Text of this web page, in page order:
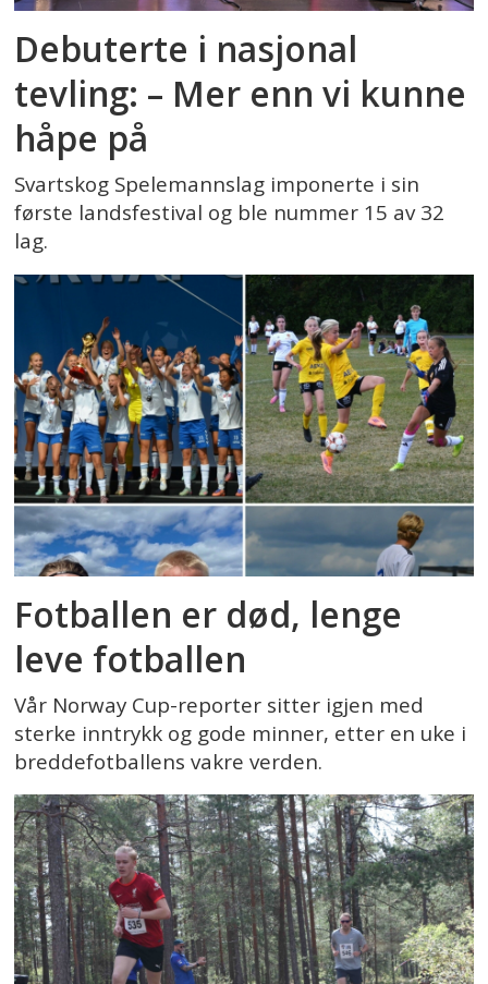
Debuterte i nasjonal
tevling: – Mer enn vi kunne
håpe på
Svartskog Spelemannslag imponerte i sin
første landsfestival og ble nummer 15 av 32
lag.
Fotballen er død, lenge
leve fotballen
Vår Norway Cup-reporter sitter igjen med
sterke inntrykk og gode minner, etter en uke i
breddefotballens vakre verden.